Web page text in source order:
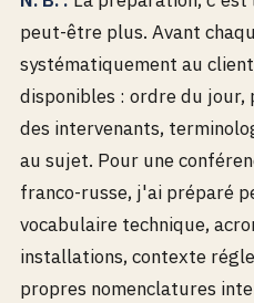
peut-être plus. Avant
systématiquement au
disponibles : ordre du jour,
des intervenants,
au sujet. Pour une
franco-russe, j'ai préparé
vocabulaire technique,
installations, contexte
propres nomenclatures